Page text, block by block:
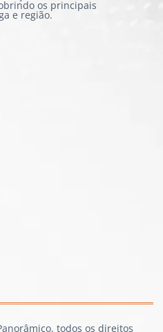
os principais
e região.
todos os direitos